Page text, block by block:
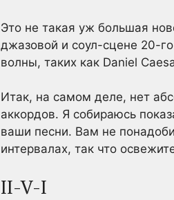
Это не такая уж большая
джазовой и соул-сцене 20-
волны, таких как Daniel
Итак, на самом деле, нет
аккордов. Я собираюсь
ваши песни. Вам не
интервалах, так что
II-V-I